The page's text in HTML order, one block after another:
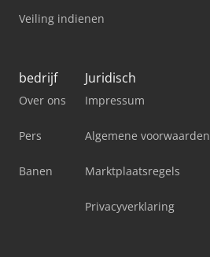
Veiling indienen
bedrijf
Over ons
Pers
Banen
Juridisch
Impressum
Algemene voorwaarden
Marktplaatsregels
Privacyverklaring